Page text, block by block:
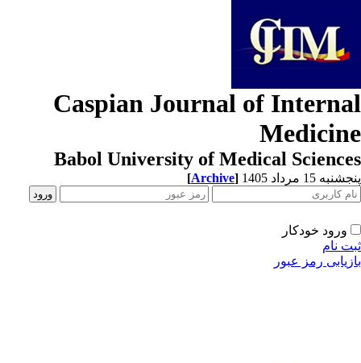
Caspian Journal of
Babol University of Medical
15 مرداد 1405 [Archive]
ورود خودکار
نام
رمز عبور